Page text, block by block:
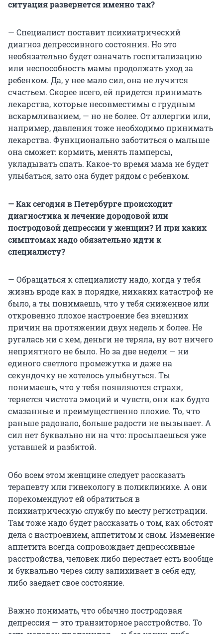
ситуация развернется именно так?
— Специалист поставит психиатрический
диагноз депрессивного состояния. Но это
необязательно будет означать госпитализацию
или неспособность мамы продолжать уход за
ребенком. Да, у нее мало сил, она не лучится
счастьем. Скорее всего, ей придется принимать
лекарства, которые несовместимы с грудным
вскармливанием, — но не более. От аллергии или,
например, давления тоже необходимо принимать
лекарства. Функционально заботиться о малыше
она сможет: кормить, менять памперсы,
укладывать спать. Какое-то время мама не будет
улыбаться, зато она будет рядом с ребенком.
— Как сегодня в Петербурге происходит
диагностика и лечение дородовой или
постродовой депрессии у женщин? И при каких
симптомах надо обязательно идти к
специалисту?
— Обращаться к специалисту надо, когда у тебя
жизнь вроде как в порядке, никаких катастроф не
было, а ты понимаешь, что у тебя сниженное или
откровенно плохое настроение без внешних
причин на протяжении двух недель и более. Не
ругалась ни с кем, деньги не теряла, ну вот ничего
неприятного не было. Но за две недели — ни
единого светлого промежутка и даже на
секундочку не хотелось улыбнуться. Ты
понимаешь, что у тебя появляются страхи,
теряется чистота эмоций и чувств, они как будто
смазанные и преимущественно плохие. То, что
раньше радовало, больше радости не вызывает. А
сил нет буквально ни на что: просыпаешься уже
уставшей и разбитой.
Обо всем этом женщине следует рассказать
терапевту или гинекологу в поликлинике. А они
порекомендуют ей обратиться в
психиатрическую службу по месту регистрации.
Там тоже надо будет рассказать о том, как обстоят
дела с настроением, аппетитом и сном. Изменение
аппетита всегда сопровождает депрессивные
расстройства, человек либо перестает есть вообще
и буквально через силу запихивает в себя еду,
либо заедает свое состояние.
Важно понимать, что обычно постродовая
депрессия — это транзиторное расстройство. То